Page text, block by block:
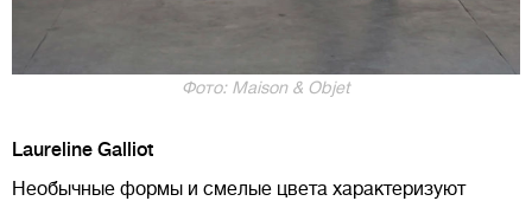
Фото: Maison & Objet
Laureline Galliot
Необычные формы и смелые цвета характеризуют